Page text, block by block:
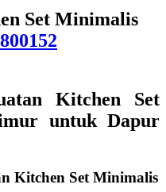
Set Minimalis
Kitchen Set
untuk Dapur
Kitchen Set Minimalis